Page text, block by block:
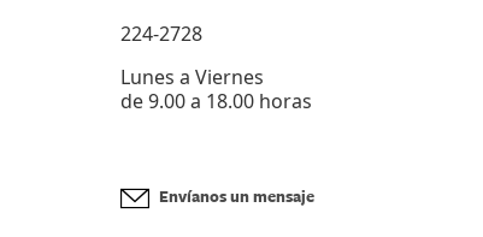
224-2728
Lunes a Viernes
de 9.00 a 18.00 horas
Envíanos un mensaje